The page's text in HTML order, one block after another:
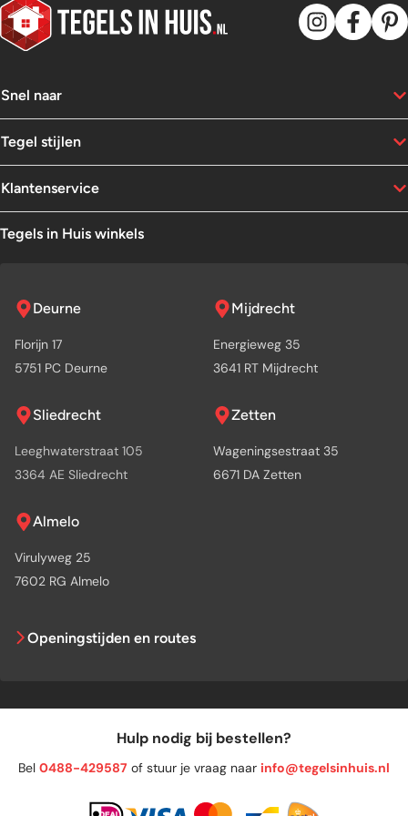
Snel naar
Tegel stijlen
Klantenservice
Tegels in Huis winkels
Deurne
Florijn 17
5751 PC Deurne
Mijdrecht
Energieweg 35
3641 RT Mijdrecht
Sliedrecht
Leeghwaterstraat 105
3364 AE Sliedrecht
Zetten
Wageningsestraat 35
6671 DA Zetten
Almelo
Virulyweg 25
7602 RG Almelo
Openingstijden en routes
Hulp nodig bij bestellen?
Bel 0488-429587 of stuur je vraag naar info@tegelsinhuis.nl